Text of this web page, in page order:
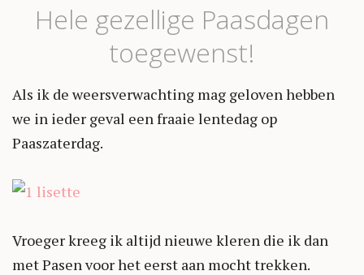
Hele gezellige Paasdagen
toegewenst!
Als ik de weersverwachting mag geloven hebben
we in ieder geval een fraaie lentedag op
Paaszaterdag.
Vroeger kreeg ik altijd nieuwe kleren die ik dan
met Pasen voor het eerst aan mocht trekken.